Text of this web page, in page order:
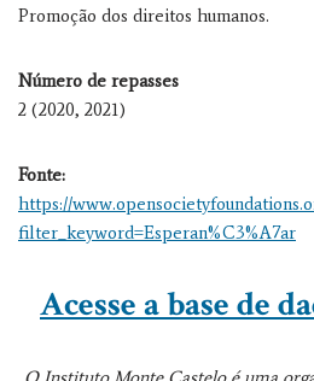
Promoção dos direitos humanos.
Número de repasses
2 (2020, 2021)
Fonte:
https://
filter_keyword=Esperan%C3%A7ar
Acesse a base de